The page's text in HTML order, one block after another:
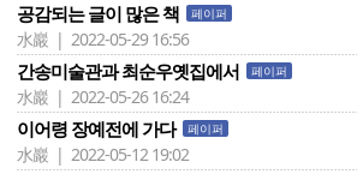
공감되는 글이 많은 책 페이퍼
水巖 | 2022-05-29 16:56
간송미술관과 최순우옛집에서 페이퍼
水巖 | 2022-05-26 16:24
이어령 장예전에 가다 페이퍼
水巖 | 2022-05-12 19:02